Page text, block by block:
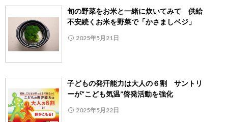
旬の野菜をお米と一緒に炊いてみて 供給
不安続くお米を野菜で「かさましベジ」
2025年5月21日
子どもの発汗能力は大人の６割 サントリ
ーが“こども気温”啓発活動を強化
2025年5月22日